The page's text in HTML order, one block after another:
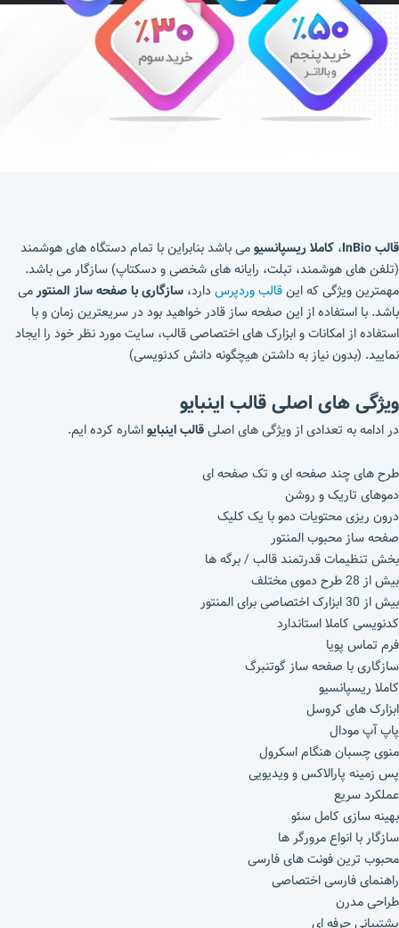
قالب InBio ، کاملا ریسپانسیومی باشد بنابراین با تمام دستگاه های هوشمند
(تلفن های هوشمند، تبلت، رایانه های شخصی و دسکتاپ) سازگار می باشد.
مهمترین ویژگی که اینقالب وردپرس دارد، سازگاری با صفحه ساز المنتورمی
باشد. با استفاده از این صفحه ساز قادر خواهید بود در سریعترین زمان و با
استفاده از امکانات و ابزارک های اختصاصی قالب، سایت مورد نظر خود را ایجاد
نمایید. (بدون نیاز به داشتن هیچگونه دانش کدنویسی)
ویژگی های اصلی قالب اینبایو
در ادامه به تعدادی از ویژگی های اصلیقالب اینبایواشاره کرده ایم.
طرح های چند صفحه ای و تک صفحه ای
دموهای تاریک و روشن
درون ریزی محتویات دمو با یک کلیک
صفحه ساز محبوب المنتور
بخش تنظیمات قدرتمند قالب / برگه ها
بیش از 28 طرح دموی مختلف
بیش از 30 ابزارک اختصاصی برای المنتور
کدنویسی کاملا استاندارد
فرم تماس پویا
سازگاری با صفحه ساز گوتنبرگ
کاملا ریسپانسیو
ابزارک های کروسل
پاپ آپ مودال
منوی چسبان هنگام اسکرول
پس زمینه پارالاکس و ویدیویی
عملکرد سریع
بهینه سازی کامل سئو
سازگار با انواع مرورگر ها
محبوب ترین فونت های فارسی
راهنمای فارسی اختصاصی
طراحی مدرن
پشتیبانی حرفه ای